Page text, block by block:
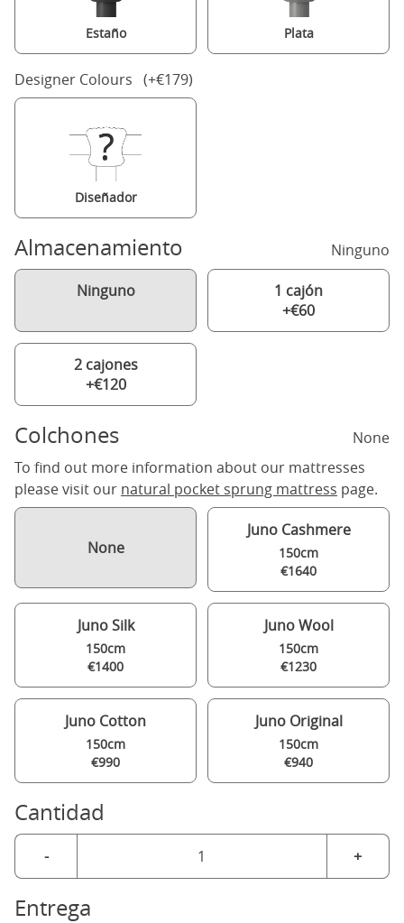
Estaño Plata
Designer Colours (+€179)
Diseñador
Almacenamiento Ninguno
Ninguno
1 cajón
+€60
2 cajones
+€120
Colchones
None
To find out more information about our mattresses
please visit our natural pocket sprung mattress page.
None
Juno Cashmere
150cm
€1640
Juno Silk
150cm
€1400
Juno Wool
150cm
€1230
Juno Cotton
150cm
€990
Juno Original
150cm
€940
Cantidad
- +
Entrega